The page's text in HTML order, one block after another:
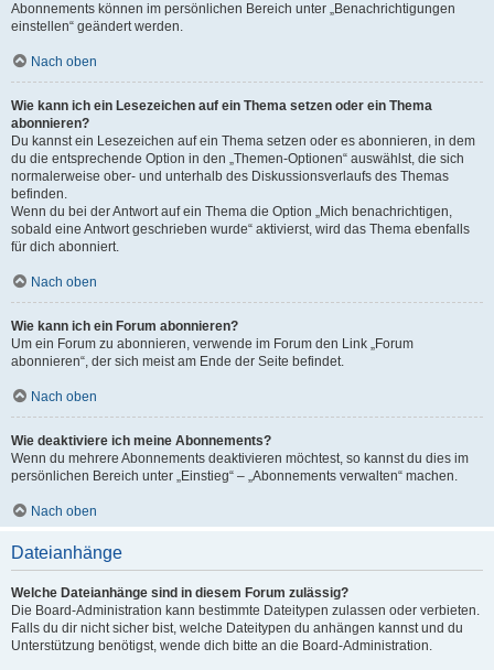
Abonnements können im persönlichen Bereich unter „Benachrichtigungen
einstellen“ geändert werden.
Nach oben
Wie kann ich ein Lesezeichen auf ein Thema setzen oder ein Thema
abonnieren?
Du kannst ein Lesezeichen auf ein Thema setzen oder es abonnieren, in dem
du die entsprechende Option in den „Themen-Optionen“ auswählst, die sich
normalerweise ober- und unterhalb des Diskussionsverlaufs des Themas
befinden.
Wenn du bei der Antwort auf ein Thema die Option „Mich benachrichtigen,
sobald eine Antwort geschrieben wurde“ aktivierst, wird das Thema ebenfalls
für dich abonniert.
Nach oben
Wie kann ich ein Forum abonnieren?
Um ein Forum zu abonnieren, verwende im Forum den Link „Forum
abonnieren“, der sich meist am Ende der Seite befindet.
Nach oben
Wie deaktiviere ich meine Abonnements?
Wenn du mehrere Abonnements deaktivieren möchtest, so kannst du dies im
persönlichen Bereich unter „Einstieg“ – „Abonnements verwalten“ machen.
Nach oben
Dateianhänge
Welche Dateianhänge sind in diesem Forum zulässig?
Die Board-Administration kann bestimmte Dateitypen zulassen oder verbieten.
Falls du dir nicht sicher bist, welche Dateitypen du anhängen kannst und du
Unterstützung benötigst, wende dich bitte an die Board-Administration.